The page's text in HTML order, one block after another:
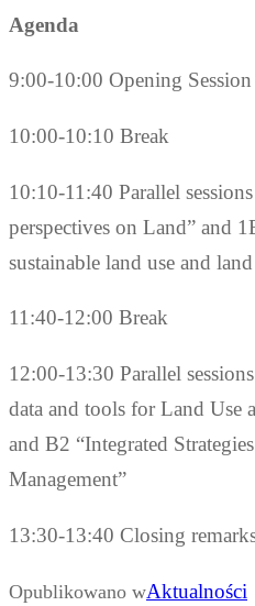
Agenda
9:00-10:00 Opening Session
10:00-10:10 Break
10:10-11:40 Parallel
perspectives on Land” and
sustainable land use and
11:40-12:00 Break
12:00-13:30 Parallel
data and tools for Land Use
and B2 “Integrated
Management”
13:30-13:40 Closing
Opublikowano wAktualności